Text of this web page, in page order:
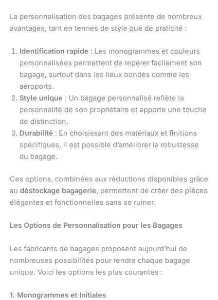
La personnalisation des bagages présente de nombreux
avantages, tant en termes de style que de praticité :
Identification rapide : Les monogrammes et couleurs
personnalisées permettent de repérer facilement son
bagage, surtout dans les lieux bondés comme les
aéroports.
Style unique : Un bagage personnalisé reflète la
personnalité de son propriétaire et apporte une touche
de distinction.
Durabilité : En choisissant des matériaux et finitions
spécifiques, il est possible d’améliorer la robustesse
du bagage.
Ces options, combinées aux réductions disponibles grâce
au déstockage bagagerie, permettent de créer des pièces
élégantes et fonctionnelles sans se ruiner.
Les Options de Personnalisation pour les Bagages
Les fabricants de bagages proposent aujourd’hui de
nombreuses possibilités pour rendre chaque bagage
unique. Voici les options les plus courantes :
1. Monogrammes et Initiales